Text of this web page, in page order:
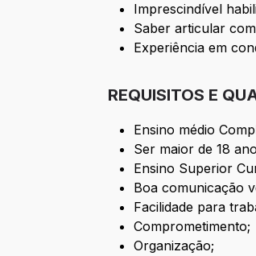
Imprescindível
Saber articular
Experiência em
REQUISITOS E
Ensino médio
Ser maior de 18
Ensino Superior
Boa comunicação
Facilidade para
Comprometimento;
Organização;